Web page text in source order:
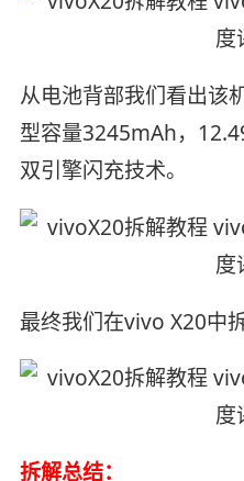
从电池背部我们看出该
型容量3245mAh，
双引擎闪充技术。
最终我们在vivo X20中
拆解总结：